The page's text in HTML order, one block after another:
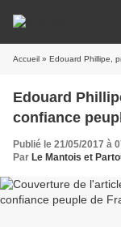
Accueil » Edouard Phillipe,
Edouard
confiance
Publié le 21/05/2017 à
Par Le Mantois et